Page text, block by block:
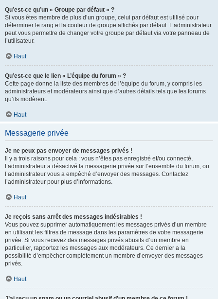
Qu’est-ce qu’un « Groupe par défaut » ?
Si vous êtes membre de plus d’un groupe, celui par défaut est utilisé pour
déterminer le rang et la couleur de groupe affichés par défaut. L’administrateur
peut vous permettre de changer votre groupe par défaut via votre panneau de
l’utilisateur.
Haut
Qu’est-ce que le lien « L’équipe du forum » ?
Cette page donne la liste des membres de l’équipe du forum, y compris les
administrateurs et modérateurs ainsi que d’autres détails tels que les forums
qu’ils modèrent.
Haut
Messagerie privée
Je ne peux pas envoyer de messages privés !
Il y a trois raisons pour cela : vous n’êtes pas enregistré et/ou connecté,
l’administrateur a désactivé la messagerie privée sur l’ensemble du forum, ou
l’administrateur vous a empêché d’envoyer des messages. Contactez
l’administrateur pour plus d’informations.
Haut
Je reçois sans arrêt des messages indésirables !
Vous pouvez supprimer automatiquement les messages privés d’un membre
en utilisant les filtres de message dans les paramètres de votre messagerie
privée. Si vous recevez des messages privés abusifs d’un membre en
particulier, rapportez les messages aux modérateurs. Ce dernier a la
possibilité d’empêcher complètement un membre d’envoyer des messages
privés.
Haut